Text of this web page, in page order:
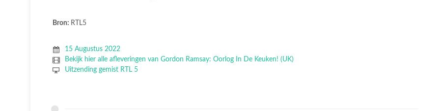
Bron: RTL5
15 Augustus 2022
Bekijk hier alle afleveringen van Gordon Ramsay: Oorlog In De Keuken! (UK)
Uitzending gemist RTL 5